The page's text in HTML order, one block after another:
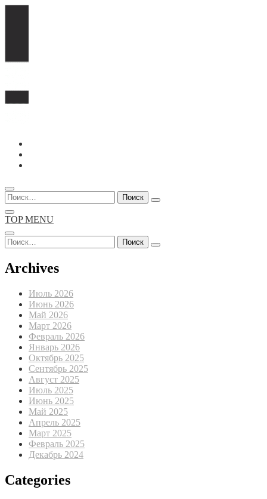
Перейти
содержимому
Найти:
TOP MENU
Найти:
Archives
Июль 2026
Июнь 2026
Май 2026
Март 2026
Февраль 2026
Январь 2026
Октябрь 2025
Сентябрь 2025
Август 2025
Июль 2025
Июнь 2025
Май 2025
Апрель 2025
Март 2025
Февраль 2025
Декабрь 2024
Categories